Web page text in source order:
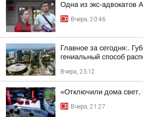
Одна из экс-адвокатов
Вчера, 20:46
Главное за сегодня:.
гениальный способ
Вчера, 23:12
«Отключили дома свет,
Вчера, 21:27